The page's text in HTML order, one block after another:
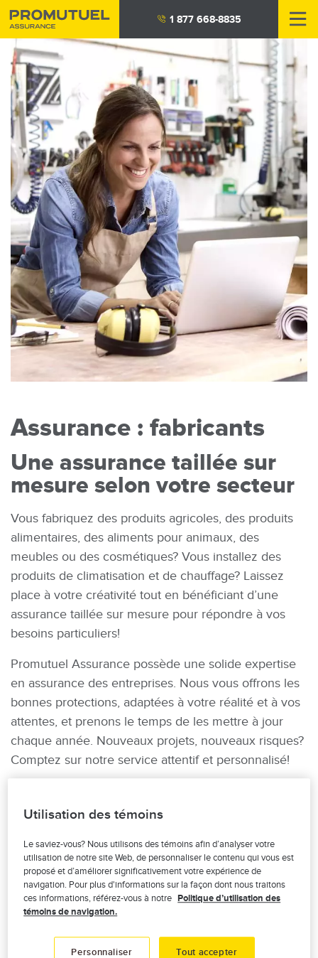
Aller
au
contenu
principal
1 877 668-8835
Assurance : fabricants
Une assurance taillée sur
mesure selon votre secteur
Vous fabriquez des produits agricoles, des produits
alimentaires, des aliments pour animaux, des
meubles ou des cosmétiques? Vous installez des
produits de climatisation et de chauffage? Laissez
place à votre créativité tout en bénéficiant d’une
assurance taillée sur mesure pour répondre à vos
besoins particuliers!
Promutuel Assurance possède une solide expertise
en assurance des entreprises. Nous vous offrons les
bonnes protections, adaptées à votre réalité et à vos
attentes, et prenons le temps de les mettre à jour
chaque année. Nouveaux projets, nouveaux risques?
Comptez sur notre service attentif et personnalisé!
rapidement et efficacement. Nous sommes présents
permet de bien connaître votre réalité et votre
environnement, qui sont aussi les nôtres.
COUVERTURE bris d’équipement
Utilisation des témoins
Le saviez-vous? Nous utilisons des témoins afin d’analyser votre
utilisation de notre site Web, de personnaliser le contenu qui vous est
proposé et d’améliorer significativement votre expérience de
navigation. Pour plus d'informations sur la façon dont nous traitons
ces informations, référez-vous à notre Politique d’utilisation des
témoins de navigation.
Personnaliser Tout accepter